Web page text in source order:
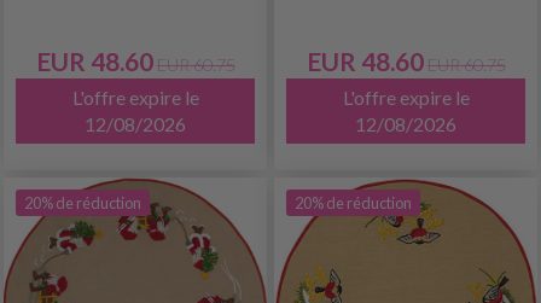
EUR 48.60 EUR 60.75
L'offre expire le
12/08/2026
EUR 48.60 EUR 60.75
L'offre expire le
12/08/2026
20% de réduction 20% de réduction